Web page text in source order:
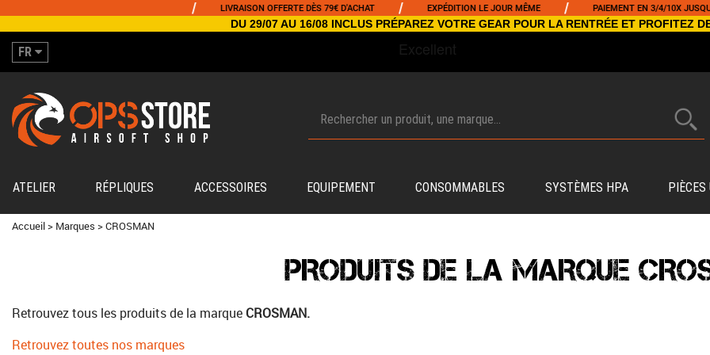
LIVRAISON OFFERTE DÈS 79€ D'ACHAT EXPÉDITION LE JOUR MÊME PAIEMENT EN 3/4/10X JUSQU'À
DU 29/07 AU 16/08 INCLUS PRÉPAREZ VOTRE GEAR POUR LA RENTRÉE ET PROFITEZ
FR
ATELIER RÉPLIQUES ACCESSOIRES EQUIPEMENT CONSOMMABLES SYSTÈMES HPA PIÈCES
Accueil> Marques >CROSMAN
PRODUITS DE LA MARQUE
Retrouvez tous les produits de la marque CROSMAN.
Retrouvez toutes nos marques